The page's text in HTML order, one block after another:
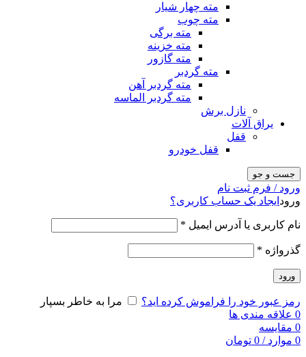
مته چهار شیار
مته چوب
مته برگی
مته خزینه
مته گازور
مته گردبر
مته گردبر آهن
مته گردبر الماسه
نازل برش
یراق آلات
قفل
قفل خودرو
جست و جو
ورود / فرم ثبت نام
ورود ایجاد یک حساب کاربری؟
نام کاربری یا آدرس ایمیل *
گذرواژه *
ورود
رمز عبور خود را فراموش کرده اید؟
مرا به خاطر بسپار
0 علاقه مندی ها
0 مقایسه
0 موارد /
0 تومان